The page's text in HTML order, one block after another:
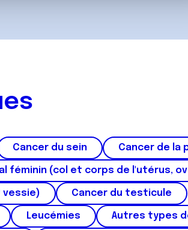
Cancer du sein Cancer de la
féminin (col et corps de l'utérus,
vessie) Cancer du testicule
Leucémies Autres types